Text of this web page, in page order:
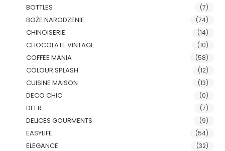
BOTTLES (7)
BOŻE NARODZENIE (74)
CHINOISERIE (14)
CHOCOLATE VINTAGE (10)
COFFEE MANIA (58)
COLOUR SPLASH (12)
CUISINE MAISON (13)
DECO CHIC (0)
DEER (7)
DELICES GOURMENTS (9)
EASYLIFE (54)
ELEGANCE (32)